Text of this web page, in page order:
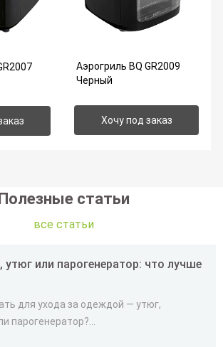
Аэрогриль BQ GR2009
Черный
Хочу под заказ
статьи
все статьи
утюг или парогенератор: что лучше
для ухода за одеждой — утюг,
парогенератор?...